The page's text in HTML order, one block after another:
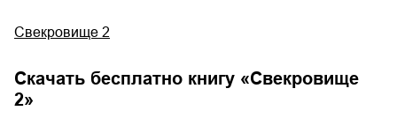
Свекровище 2
Скачать бесплатно книгу «Свекровище
2»